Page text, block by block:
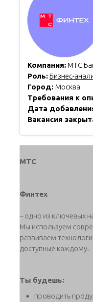
Компания:МТС
Роль:Бизнес-
Город: Москва
Требования к
Дата
Вакансия
МТС
Финтех
– одно из ключевых
Мы используем
развиваем
доступные каждому.
Ты будешь:
проводить